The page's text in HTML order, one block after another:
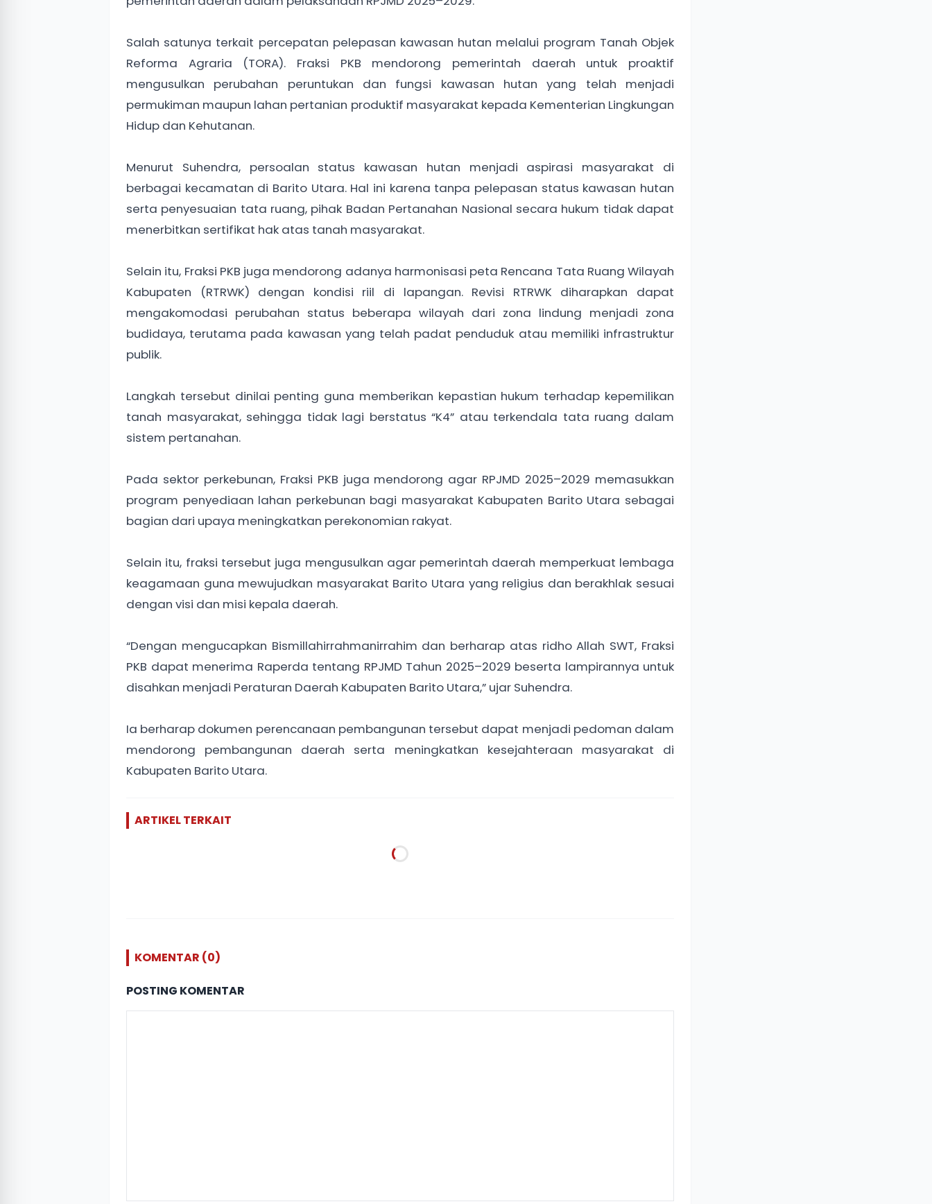
Salah satunya terkait percepatan pelepasan kawasan hutan melalui program Tanah Objek
Reforma Agraria (TORA). Fraksi PKB mendorong pemerintah daerah untuk proaktif
mengusulkan perubahan peruntukan dan fungsi kawasan hutan yang telah menjadi
permukiman maupun lahan pertanian produktif masyarakat kepada Kementerian Lingkungan
Hidup dan Kehutanan.
Menurut Suhendra, persoalan status kawasan hutan menjadi aspirasi masyarakat di
berbagai kecamatan di Barito Utara. Hal ini karena tanpa pelepasan status kawasan hutan
serta penyesuaian tata ruang, pihak Badan Pertanahan Nasional secara hukum tidak dapat
menerbitkan sertifikat hak atas tanah masyarakat.
Selain itu, Fraksi PKB juga mendorong adanya harmonisasi peta Rencana Tata Ruang Wilayah
Kabupaten (RTRWK) dengan kondisi riil di lapangan. Revisi RTRWK diharapkan dapat
mengakomodasi perubahan status beberapa wilayah dari zona lindung menjadi zona
budidaya, terutama pada kawasan yang telah padat penduduk atau memiliki infrastruktur
publik.
Langkah tersebut dinilai penting guna memberikan kepastian hukum terhadap kepemilikan
tanah masyarakat, sehingga tidak lagi berstatus “K4” atau terkendala tata ruang dalam
sistem pertanahan.
Pada sektor perkebunan, Fraksi PKB juga mendorong agar RPJMD 2025–2029 memasukkan
program penyediaan lahan perkebunan bagi masyarakat Kabupaten Barito Utara sebagai
bagian dari upaya meningkatkan perekonomian rakyat.
Selain itu, fraksi tersebut juga mengusulkan agar pemerintah daerah memperkuat lembaga
keagamaan guna mewujudkan masyarakat Barito Utara yang religius dan berakhlak sesuai
dengan visi dan misi kepala daerah.
“Dengan mengucapkan Bismillahirrahmanirrahim dan berharap atas ridho Allah SWT, Fraksi
PKB dapat menerima Raperda tentang RPJMD Tahun 2025–2029 beserta lampirannya untuk
disahkan menjadi Peraturan Daerah Kabupaten Barito Utara,” ujar Suhendra.
Ia berharap dokumen perencanaan pembangunan tersebut dapat menjadi pedoman dalam
mendorong pembangunan daerah serta meningkatkan kesejahteraan masyarakat di
Kabupaten Barito Utara.
ARTIKEL TERKAIT
KOMENTAR (0)
POSTING KOMENTAR